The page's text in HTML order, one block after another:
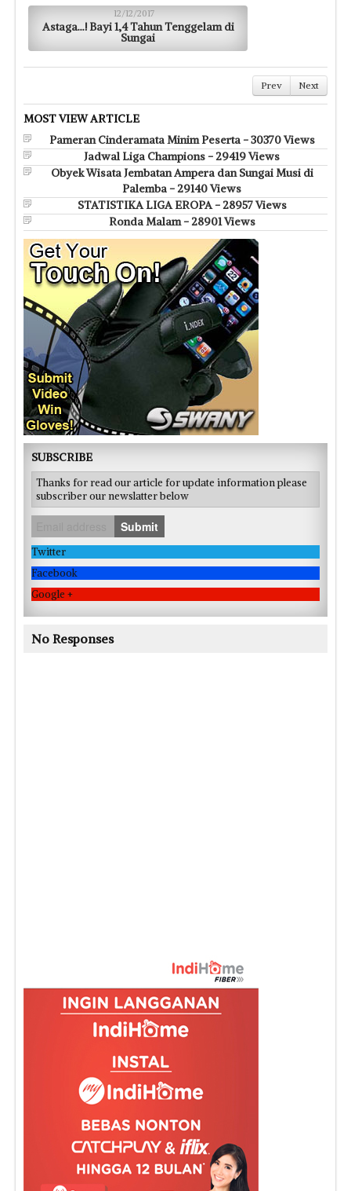
12/12/2017
Astaga…! Bayi 1,4 Tahun Tenggelam di
Sungai
Prev Next
MOST VIEW ARTICLE
Pameran Cinderamata Minim Peserta - 30370 Views
Jadwal Liga Champions - 29419 Views
Obyek Wisata Jembatan Ampera dan Sungai Musi di
Palemba - 29140 Views
STATISTIKA LIGA EROPA - 28957 Views
Ronda Malam - 28901 Views
SUBSCRIBE
Thanks for read our article for update information please
subscriber our newslatter below
Submit
Twitter
Facebook
Google +
No Responses